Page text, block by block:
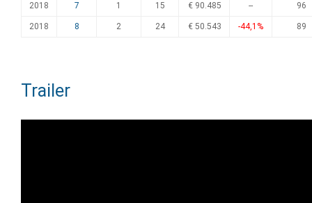
2018 7 1 15 € 90.485 -- 96
2018 8 2 24 € 50.543 -44,1% 89
Trailer